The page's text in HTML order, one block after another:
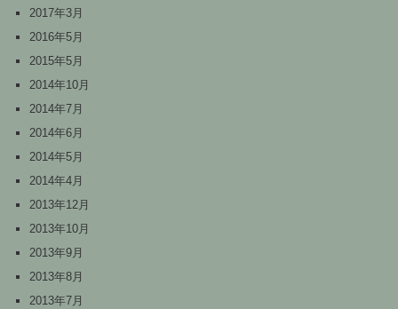
2017年3月
2016年5月
2015年5月
2014年10月
2014年7月
2014年6月
2014年5月
2014年4月
2013年12月
2013年10月
2013年9月
2013年8月
2013年7月